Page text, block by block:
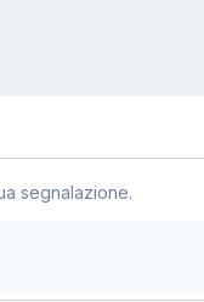
segnalazione.